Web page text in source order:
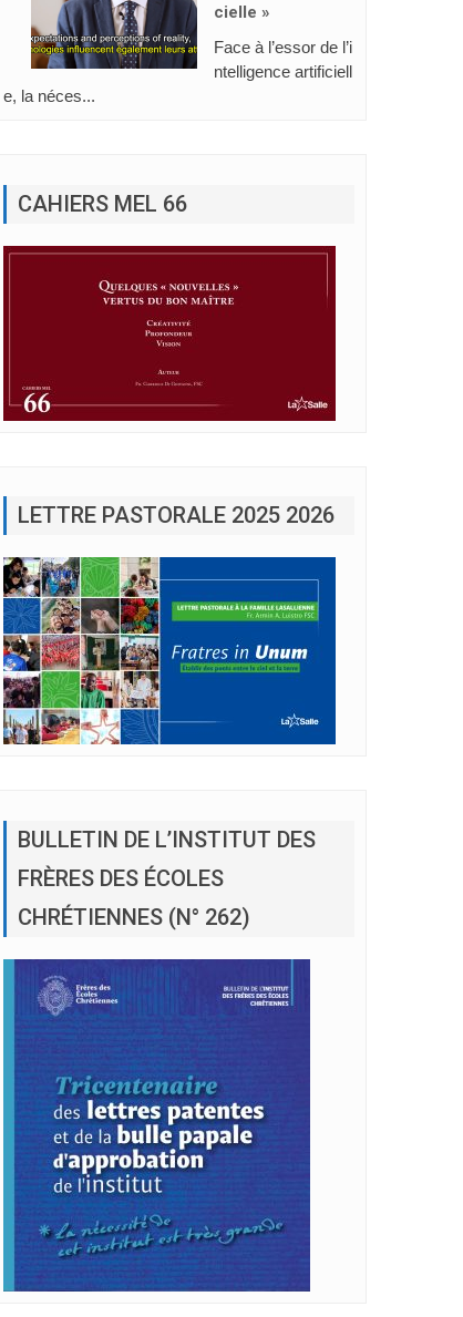
Cielle »
Face à l’essor de l’i
ntelligence artificiell
e, la néces...
CAHIERS MEL 66
LETTRE PASTORALE 2025 2026
BULLETIN DE L’INSTITUT DES
FRÈRES DES ÉCOLES
CHRÉTIENNES (N° 262)